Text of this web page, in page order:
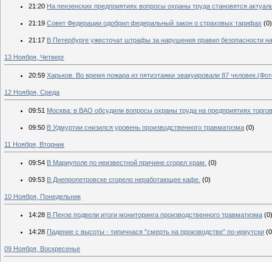
21:20 На пензенских предприятиях вопросы охраны труда становятся
21:19 Совет Федерации одобрил федеральный закон о страховых тарифах (0)
21:17 В Петербурге ужесточат штрафы за нарушения правил безопасности
13 Ноября, Четверг
20:59 Харьков. Во время пожара из пятиэтажки эвакуировали 87
12 Ноября, Среда
09:51 Москва: в ВАО обсудили вопросы охраны труда на предприятиях
09:50 В Удмуртии снизился уровень производственного травматизма (0)
11 Ноября, Вторник
09:54 В Мариуполе по неизвестной причине сгорел храм. (0)
09:53 В Днепропетровске сгорело неработающее кафе. (0)
10 Ноября, Понедельник
14:28 В Пензе подвели итоги мониторинга производственного травматизма (0)
14:28 Падение с высоты - типичнася "смерть на производстве" по-иркутски
09 Ноября, Воскресенье